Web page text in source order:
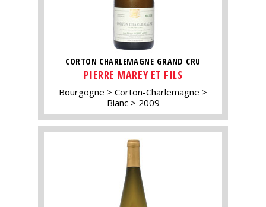
CORTON CHARLEMAGNE GRAND CRU
PIERRE MAREY ET FILS
Bourgogne
Corton-Charlemagne
Blanc
2009